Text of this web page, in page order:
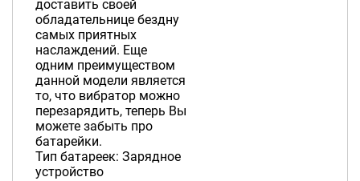
доставить своей
обладательнице бездну
самых приятных
наслаждений. Еще
одним преимуществом
данной модели является
то, что вибратор можно
перезарядить, теперь Вы
можете забыть про
батарейки.
Тип батареек: Зарядное
устройство